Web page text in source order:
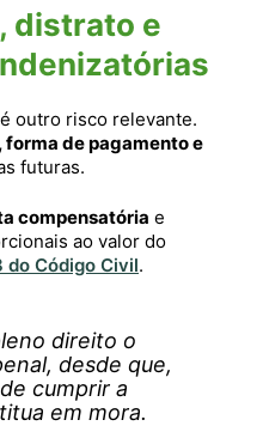
distrato e
outro risco relevante.
forma de pagamento e
futuras.
compensatória e
ao valor do
do Código Civil.
direito o
desde que,
cumprir a
em mora.